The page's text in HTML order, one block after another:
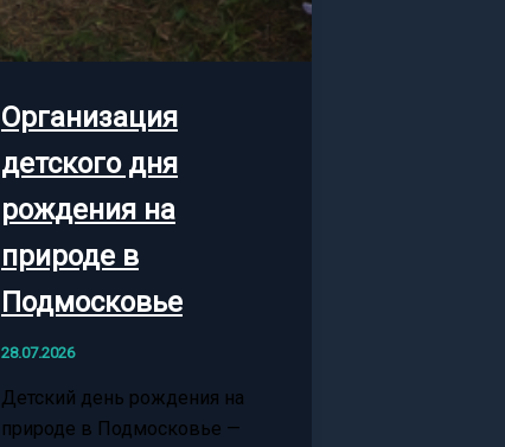
Организация
детского дня
рождения на
природе в
Подмосковье
28.07.2026
Детский день рождения на
природе в Подмосковье —